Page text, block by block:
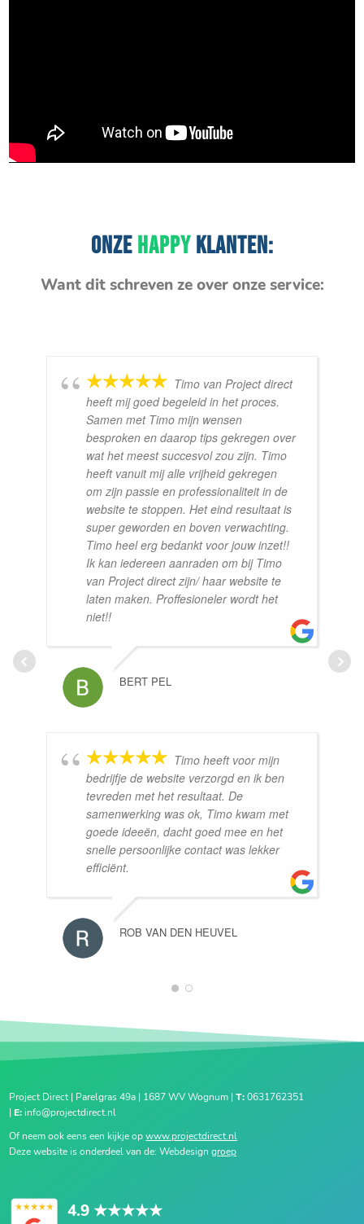
ONZEHAPPYKLANTEN:
Want dit schreven ze over onze service:
Timo van Project direct
heeft mij goed begeleid in het proces.
Samen met Timo mijn wensen
besproken en daarop tips gekregen over
wat het meest succesvol zou zijn. Timo
heeft vanuit mij alle vrijheid gekregen
om zijn passie en professionaliteit in de
website te stoppen. Het eind resultaat is
super geworden en boven verwachting.
Timo heel erg bedankt voor jouw inzet!!
Ik kan iedereen aanraden om bij Timo
van Project direct zijn/ haar website te
laten maken. Proffesioneler wordt het
niet!!
BERT PEL
Timo heeft voor mijn
bedrijfje de website verzorgd en ik ben
tevreden met het resultaat. De
samenwerking was ok, Timo kwam met
goede ideeën, dacht goed mee en het
snelle persoonlijke contact was lekker
efficiënt.
ROB VAN DEN HEUVEL
1 2
Project Direct | Parelgras 49a | 1687 WV Wognum |T:0631762351
| E: info@projectdirect.nl
Of neem ook eens een kijkje opwww.projectdirect.nl
Deze website is onderdeel van de: Webdesigngroep
4.9 ★★★★★